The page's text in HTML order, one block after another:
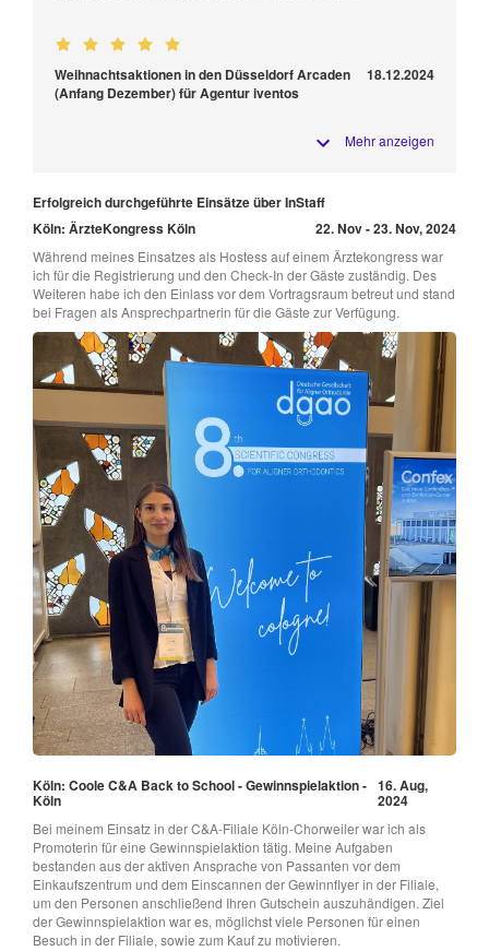
Weihnachtsaktionen in den Düsseldorf Arcaden
(Anfang Dezember) für Agentur iventos
18.12.2024
Mehr anzeigen
Erfolgreich durchgeführte Einsätze über InStaff
Köln: ÄrzteKongress Köln
22. Nov - 23. Nov, 2024
Während meines Einsatzes als Hostess auf einem Ärztekongress war
ich für die Registrierung und den Check-In der Gäste zuständig. Des
Weiteren habe ich den Einlass vor dem Vortragsraum betreut und stand
bei Fragen als Ansprechpartnerin für die Gäste zur Verfügung.
Köln: Coole C&A Back to School - Gewinnspielaktion -
Köln
16. Aug,
2024
Bei meinem Einsatz in der C&A-Filiale Köln-Chorweiler war ich als
Promoterin für eine Gewinnspielaktion tätig. Meine Aufgaben
bestanden aus der aktiven Ansprache von Passanten vor dem
Einkaufszentrum und dem Einscannen der Gewinnflyer in der Filiale,
um den Personen anschließend Ihren Gutschein auszuhändigen. Ziel
der Gewinnspielaktion war es, möglichst viele Personen für einen
Besuch in der Filiale, sowie zum Kauf zu motivieren.